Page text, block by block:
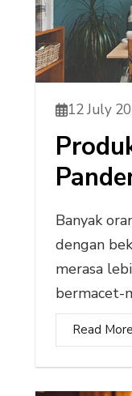
12 July
Banyak
dengan
merasa
bermacet-
Read More